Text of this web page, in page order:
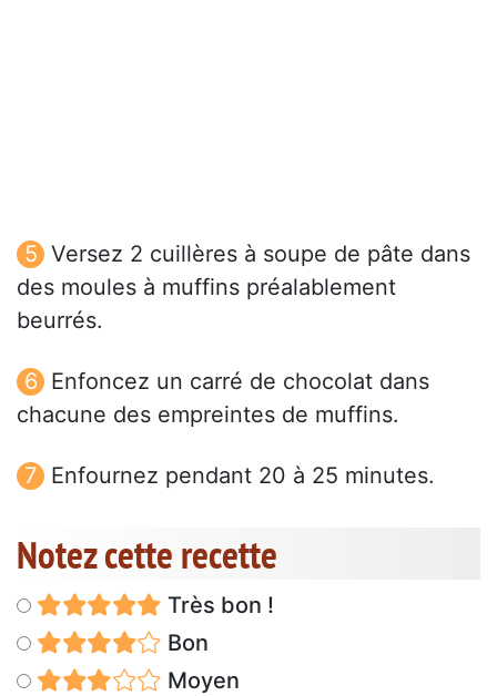
Versez 2 cuillères à soupe de pâte dans
des moules à muffins préalablement
beurrés.
Enfoncez un carré de chocolat dans
chacune des empreintes de muffins.
Enfournez pendant 20 à 25 minutes.
Notez cette recette
Très bon !
Bon
Moyen